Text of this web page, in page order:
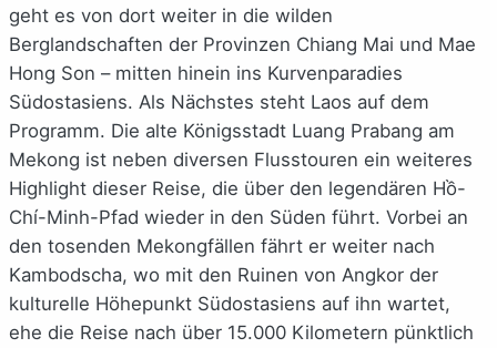
geht es von dort weiter in die wilden
Berglandschaften der Provinzen Chiang Mai und Mae
Hong Son – mitten hinein ins Kurvenparadies
Südostasiens. Als Nächstes steht Laos auf dem
Programm. Die alte Königsstadt Luang Prabang am
Mekong ist neben diversen Flusstouren ein weiteres
Highlight dieser Reise, die über den legendären Hồ-
Chí-Minh-Pfad wieder in den Süden führt. Vorbei an
den tosenden Mekongfällen fährt er weiter nach
Kambodscha, wo mit den Ruinen von Angkor der
kulturelle Höhepunkt Südostasiens auf ihn wartet,
ehe die Reise nach über 15.000 Kilometern pünktlich